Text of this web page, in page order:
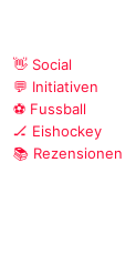
👋 Social
💬 Initiativen
⚽ Fussball
🏒 Eishockey
📚 Rezensionen